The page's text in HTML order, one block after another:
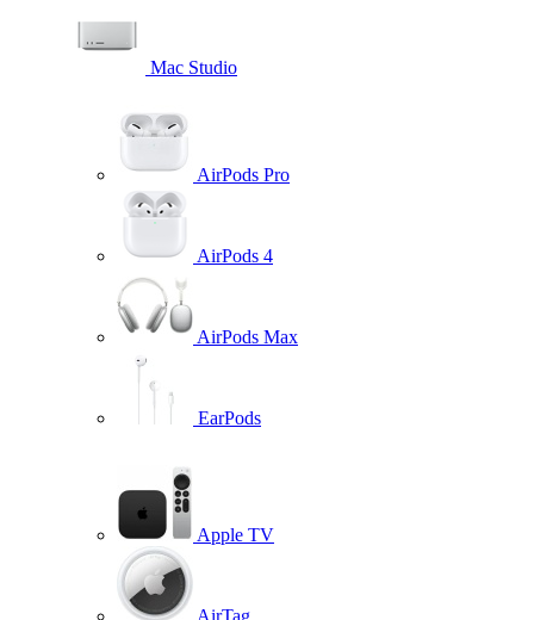
Mac Studio
AirPods Pro
AirPods 4
AirPods Max
EarPods
Apple TV